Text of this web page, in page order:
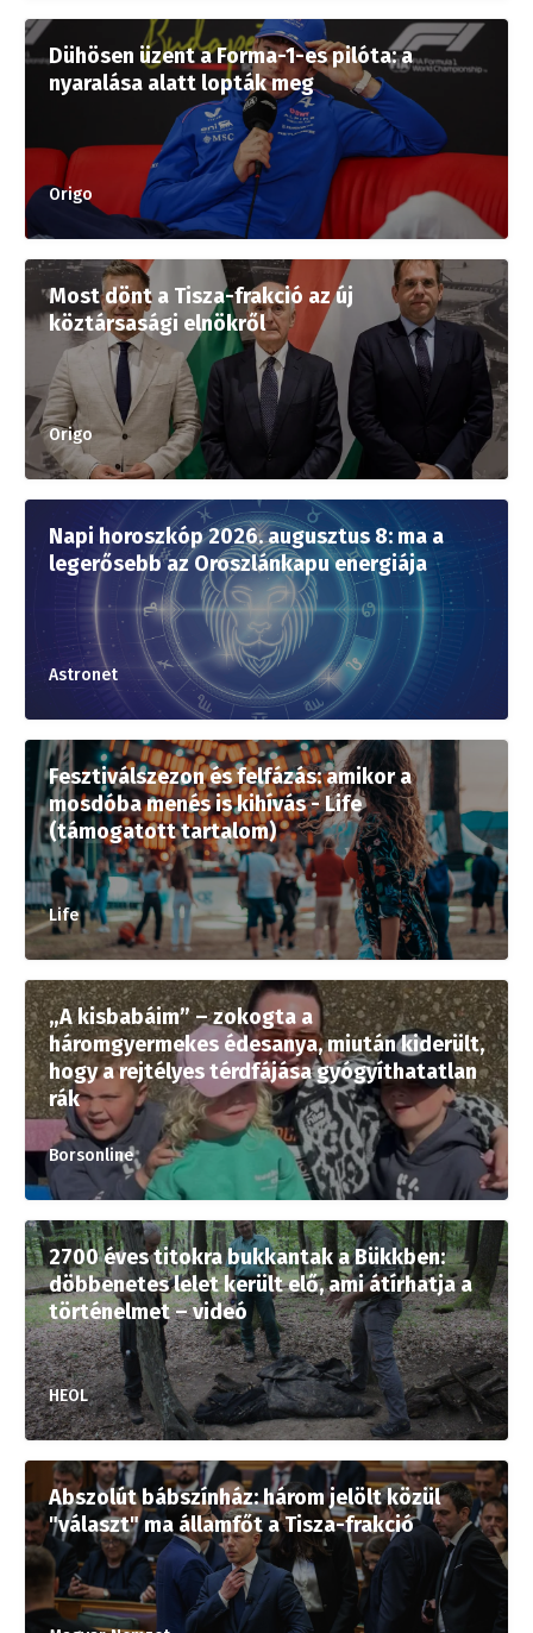
Dühösen üzent a Forma-1-es pilóta: a
nyaralása alatt lopták meg
Origo
Most dönt a Tisza-frakció az új
köztársasági elnökről
Origo
Napi horoszkóp 2026. augusztus 8: ma a
legerősebb az Oroszlánkapu energiája
Astronet
Fesztiválszezon és felfázás: amikor a
mosdóba menés is kihívás - Life
(támogatott tartalom)
Life
„A kisbabáim” – zokogta a
háromgyermekes édesanya, miután kiderült,
hogy a rejtélyes térdfájása gyógyíthatatlan
rák
Borsonline
2700 éves titokra bukkantak a Bükkben:
döbbenetes lelet került elő, ami átírhatja a
történelmet – videó
HEOL
Abszolút bábszínház: három jelölt közül
"választ" ma államfőt a Tisza-frakció